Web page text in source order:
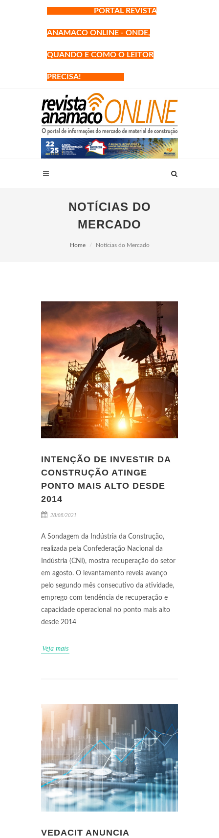
PORTAL REVISTA
ANAMACO ONLINE - ONDE,
QUANDO E COMO O LEITOR
PRECISA!
NOTÍCIAS DO
MERCADO
Home Notícias do Mercado
INTENÇÃO DE INVESTIR DA
CONSTRUÇÃO ATINGE
PONTO MAIS ALTO DESDE
2014
28/08/2021
A Sondagem da Indústria da Construção,
realizada pela Confederação Nacional da
Indústria (CNI), mostra recuperação do setor
em agosto. O levantamento revela avanço
pelo segundo mês consecutivo da atividade,
emprego com tendência de recuperação e
capacidade operacional no ponto mais alto
desde 2014
Veja mais
VEDACIT ANUNCIA